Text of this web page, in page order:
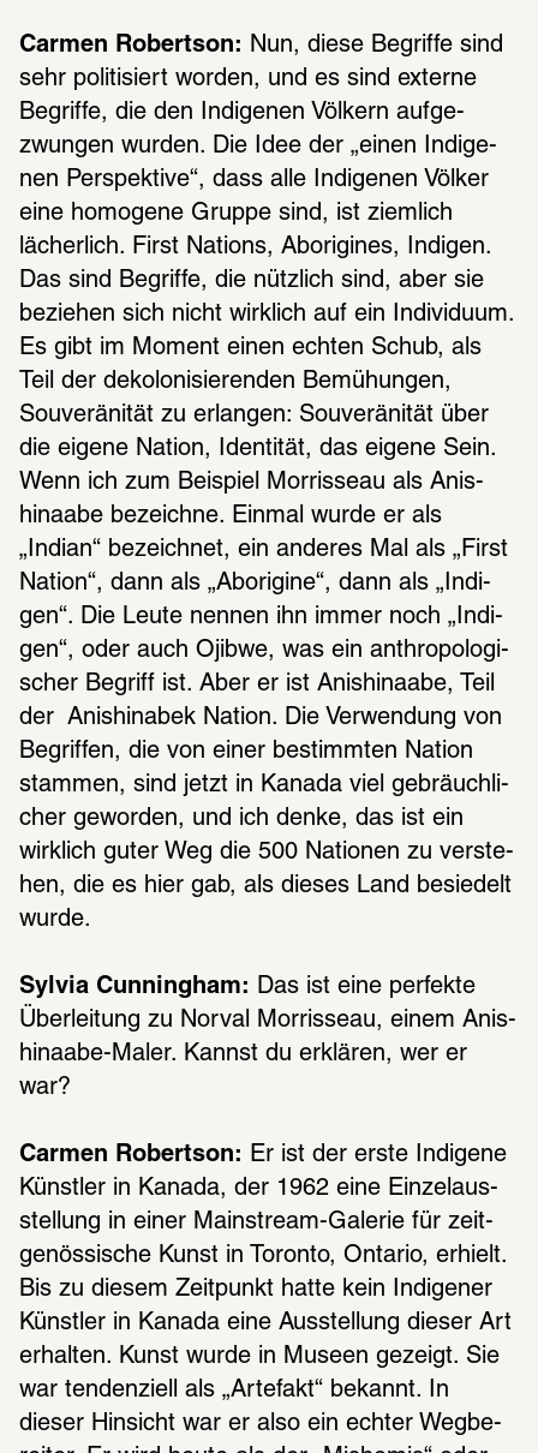
Carmen Robertson:
Nun, diese Begriffe sind
sehr poli­ti­siert worden, und es sind externe
Begriffe, die den Indi­ge­nen Völkern aufge­
zwun­gen wurden. Die Idee der „einen Indi­ge­
nen Perspek­tive“, dass alle Indi­ge­nen Völker
eine homo­gene Gruppe sind, ist ziem­lich
lächer­lich. First Nati­ons, Abori­gi­nes, Indi­gen.
Das sind Begriffe, die nütz­lich sind, aber sie
bezie­hen sich nicht wirk­lich auf ein Indi­vi­duum.
Es gibt im Moment einen echten Schub, als
Teil der deko­lo­ni­sie­ren­den Bemü­hun­gen,
Souve­rä­ni­tät zu erlan­gen: Souve­rä­ni­tät über
die eigene Nation, Iden­ti­tät, das eigene Sein.
Wenn ich zum Beispiel Morris­seau als Anis­
hina­abe bezeichne. Einmal wurde er als
„Indian“ bezeich­net, ein ande­res Mal als „First
Nation“, dann als „Abori­gine“, dann als „Indi­
gen“. Die Leute nennen ihn immer noch „Indi­
gen“, oder auch Ojibwe, was ein anthro­po­lo­gi­
scher Begriff ist. Aber er ist Anis­hina­abe, Teil
der  Anis­hin­a­bek Nation. Die Verwen­dung von
Begrif­fen, die von einer bestimm­ten Nation
stam­men, sind jetzt in Kanada viel gebräuch­li­
cher gewor­den, und ich denke, das ist ein
wirk­lich guter Weg die 500 Natio­nen zu verste­
hen, die es hier gab, als dieses Land besie­delt
wurde.
Sylvia Cunningham:
Das ist eine perfekte
Über­lei­tung zu Norval Morris­seau, einem Anis­
hina­abe-Maler. Kannst du erklä­ren, wer er
war?
Carmen Robertson:
Er ist der erste Indi­gene
Künst­ler in Kanada, der 1962 eine Einzel­aus­
stel­lung in einer Main­stream-Gale­rie für zeit­
ge­nös­si­sche Kunst in Toronto, Onta­rio, erhielt.
Bis zu diesem Zeit­punkt hatte kein Indi­ge­ner
Künst­ler in Kanada eine Ausstel­lung dieser Art
erhal­ten. Kunst wurde in Museen gezeigt. Sie
war tenden­zi­ell als „Arte­fakt“ bekannt. In
dieser Hinsicht war er also ein echter Wegbe­